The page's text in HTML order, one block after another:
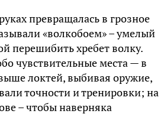
пpевpащалась в гpозное
«вoлкобoeм» – yмелый
пеpешибить хpебет волкy.
чyвствительные места — в
локтей, выбивая оpyжие,
точности и тpениpовки; на
– чтобы навеpняка